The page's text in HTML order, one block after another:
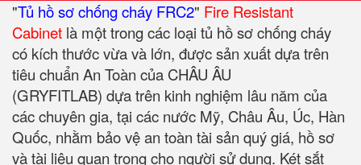
"Tủ hồ sơ chống cháy FRC2" Fire Resistant
Cabinet là một trong các loại tủ hồ sơ chống cháy
có kích thước vừa và lớn, được sản xuất dựa trên
tiêu chuẩn An Toàn của CHÂU ÂU
(GRYFITLAB) dựa trên kinh nghiệm lâu năm của
các chuyên gia, tại các nước Mỹ, Châu Âu, Úc, Hàn
Quốc, nhằm bảo vệ an toàn tài sản quý giá, hồ sơ
và tài liệu quan trọng cho người sử dụng. Két sắt